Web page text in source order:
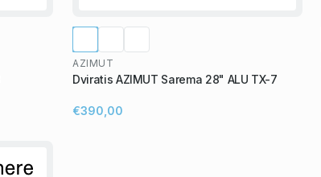
AZIMUT
Dviratis AZIMUT Sarema 28" ALU TX-7
€390,00